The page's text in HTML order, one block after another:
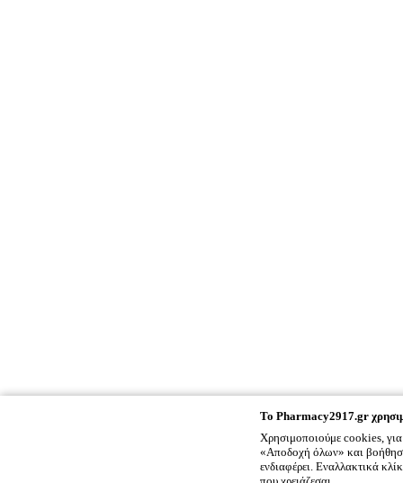
To Pharmacy2917.gr
Χρησιμοποιούμε cookies,
«Αποδοχή όλων» και
ενδιαφέρει. Εναλλακτικά